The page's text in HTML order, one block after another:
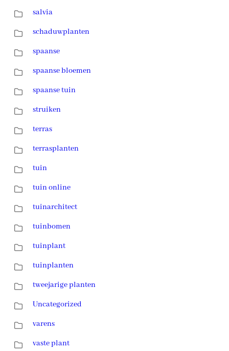
salvia
schaduwplanten
spaanse
spaanse bloemen
spaanse tuin
struiken
terras
terrasplanten
tuin
tuin online
tuinarchitect
tuinbomen
tuinplant
tuinplanten
tweejarige planten
Uncategorized
varens
vaste plant